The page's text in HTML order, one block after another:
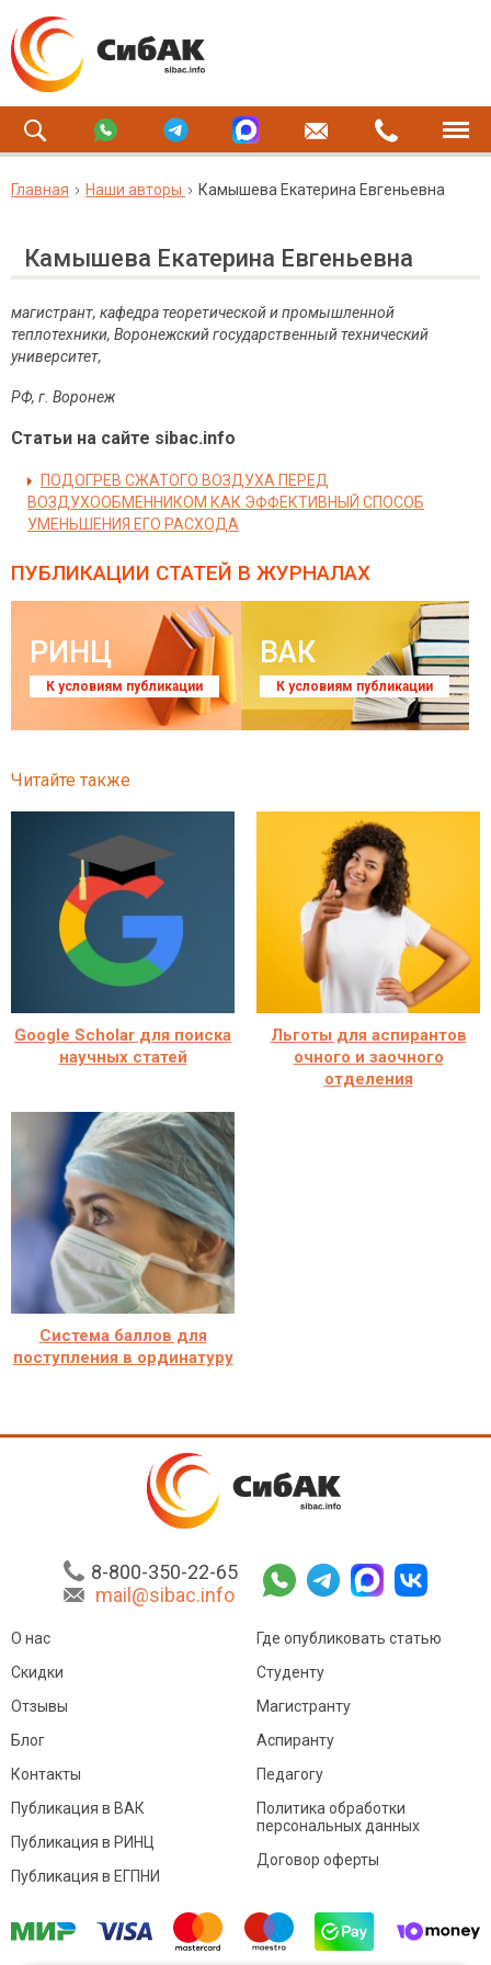
Главная Наши авторы Камышева Екатерина Евгеньевна
Камышева Екатерина Евгеньевна
магистрант, кафедра теоретической и промышленной
теплотехники, Воронежский государственный технический
университет,
РФ, г. Воронеж
Статьи на сайте sibac.info
ПОДОГРЕВ СЖАТОГО ВОЗДУХА ПЕРЕД
ВОЗДУХООБМЕННИКОМ КАК ЭФФЕКТИВНЫЙ СПОСОБ
УМЕНЬШЕНИЯ ЕГО РАСХОДА
ПУБЛИКАЦИИ СТАТЕЙ В ЖУРНАЛАХ
РИНЦ
К условиям публикации
ВАК
К условиям публикации
Читайте также
Google Scholar для поиска
научных статей
Льготы для аспирантов
очного и заочного
отделения
Система баллов для
поступления в ординатуру
8-800-350-22-65
mail@sibac.info
О нас
Скидки
Отзывы
Блог
Контакты
Где опубликовать статью
Студенту
Магистранту
Аспиранту
Педагогу
Публикация в ВАК
Публикация в РИНЦ
Публикация в ЕГПНИ
Политика обработки
персональных данных
Договор оферты